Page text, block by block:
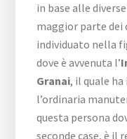
in base alle
maggior parte dei
individuato nella
dove è avvenuta l’
Granai, il quale
l’ordinaria
questa persona
seconde case, è il